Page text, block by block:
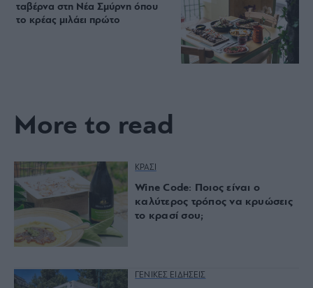
ταβέρνα στη Νέα Σμύρνη όπου
το κρέας μιλάει πρώτο
More to read
ΚΡΑΣΙ
Wine Code: Ποιος είναι ο
καλύτερος τρόπος να κρυώσεις
το κρασί σου;
ΓΕΝΙΚΕΣ ΕΙΔΗΣΕΙΣ